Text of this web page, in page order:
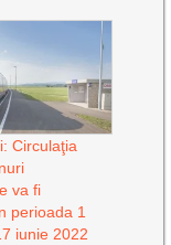
Circulaţia
va fi
perioada 1
iunie 2022